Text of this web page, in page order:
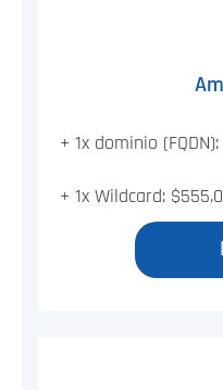
+ 1x dominio
+ 1x Wildcard: